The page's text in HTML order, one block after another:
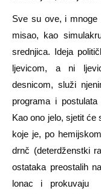
Sve su ove, i mnoge
misao, kao
srednjica. Ideja
ljevicom, a ni
desnicom, služi
programa i
Kao ono jelo, sjetit
koje je, po
drnč (deterdženstki
ostataka preostalih
lonac i prokuvaju